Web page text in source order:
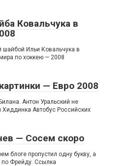
Ковальчука в
шайбой Ильи Ковальчука в
по хоккею — 2008
— Евро 2008
Антон Уральский не
Автобус Российских
— Сосем скоро
блоге пропустил одну букву, а
по Фрейду. Ссылка